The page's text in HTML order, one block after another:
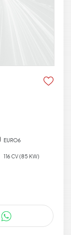
EURO6
116 CV (85 KW)